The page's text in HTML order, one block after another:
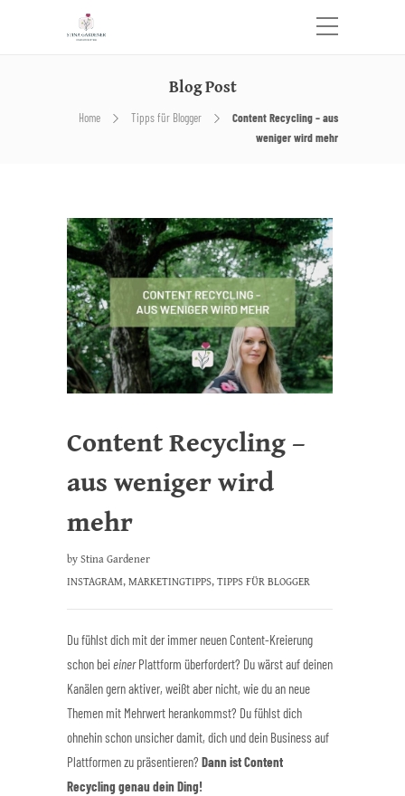
Blog Post
Home Tipps für Blogger
Content Recycling – aus
weniger wird mehr
Content Recycling –
aus weniger wird
mehr
byStina Gardener
INSTAGRAM,MARKETINGTIPPS,TIPPS FÜR BLOGGER
Du fühlst dich mit der immer neuen Content-Kreierung
schon beieinerPlattform überfordert? Du wärst auf deinen
Kanälen gern aktiver, weißt aber nicht, wie du an neue
Themen mit Mehrwert herankommst? Du fühlst dich
ohnehin schon unsicher damit, dich und dein Business auf
Plattformen zu präsentieren? Dann ist Content
Recycling genau dein Ding!